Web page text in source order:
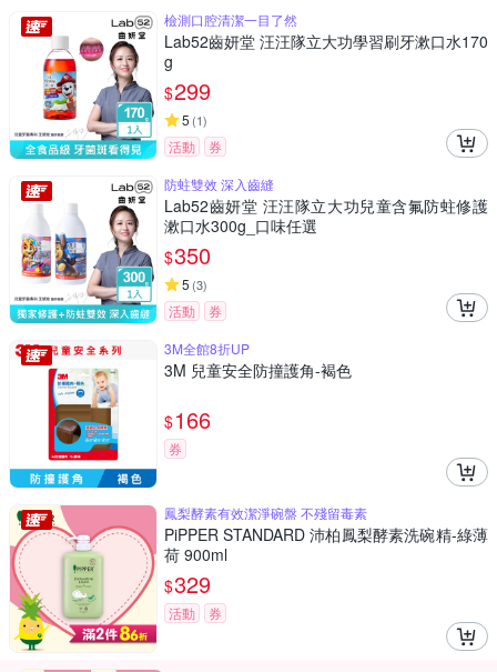
檢測口腔清潔一目了然
Lab52齒妍堂 汪汪隊立大功學習刷牙漱口水170
g
$299
5 (1)
活動
券
防蛀雙效 深入齒縫
Lab52齒妍堂 汪汪隊立大功兒童含氟防蛀修護
漱口水300g_口味任選
$350
5 (3)
活動
券
3M全館8折UP
3M 兒童安全防撞護角-褐色
$166
券
鳳梨酵素有效潔淨碗盤 不殘留毒素
PiPPER STANDARD 沛柏鳳梨酵素洗碗精-綠薄
荷 900ml
$329
活動 券